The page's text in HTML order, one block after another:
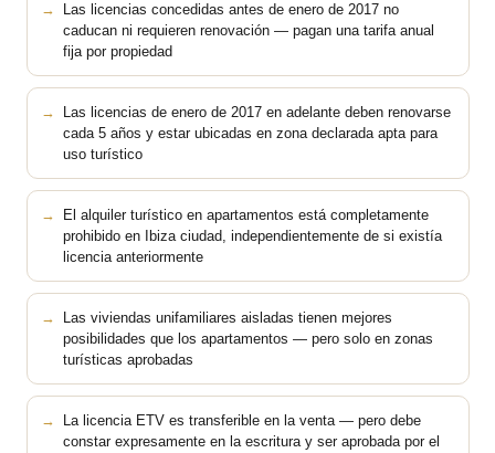
Las licencias concedidas antes de enero de 2017 no
caducan ni requieren renovación — pagan una tarifa anual
fija por propiedad
Las licencias de enero de 2017 en adelante deben renovarse
cada 5 años y estar ubicadas en zona declarada apta para
uso turístico
El alquiler turístico en apartamentos está completamente
prohibido en Ibiza ciudad, independientemente de si existía
licencia anteriormente
Las viviendas unifamiliares aisladas tienen mejores
posibilidades que los apartamentos — pero solo en zonas
turísticas aprobadas
La licencia ETV es transferible en la venta — pero debe
constar expresamente en la escritura y ser aprobada por el